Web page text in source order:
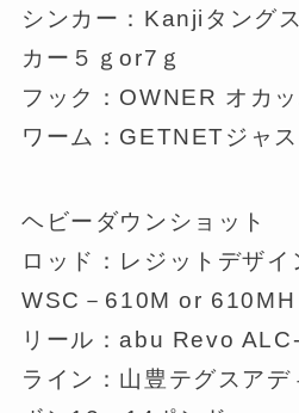
シンカー：Kanjiタング
カー５ｇor7ｇ
フック：OWNER オカ
ワーム：GETNETジャ
ヘビーダウンショット
ロッド：レジットデザ
WSC－610M or 610MH
リール：abu Revo
ライン：山豊テグスア